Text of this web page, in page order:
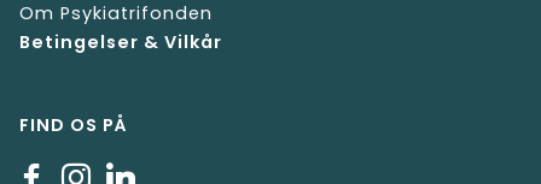
Om Psykiatrifonden
Betingelser & Vilkår
FIND OS PÅ